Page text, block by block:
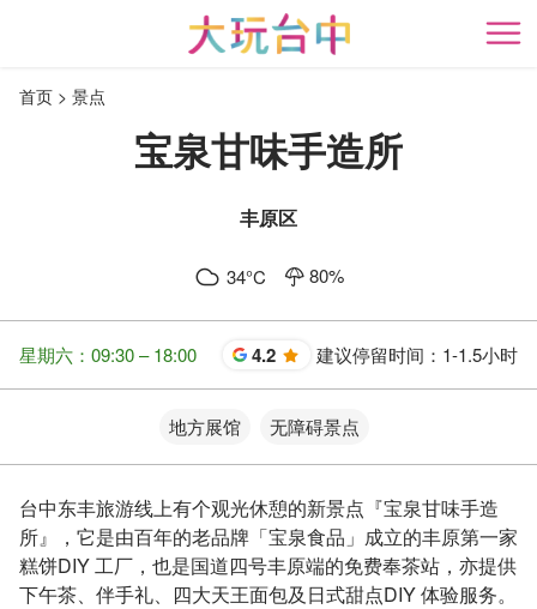
开
首页 景点
宝泉甘味手造所
丰原区
34°C 80%
星期六：09:30 – 18:00 4.2 星 建议停留时间： 1-1.5小时
地方展馆 无障碍景点
台中东丰旅游线上有个观光休憩的新景点『宝泉甘味手造
所』，它是由百年的老品牌「宝泉食品」成立的丰原第一家
糕饼DIY 工厂，也是国道四号丰原端的免费奉茶站，亦提供
下午茶、伴手礼、四大天王面包及日式甜点DIY 体验服务。